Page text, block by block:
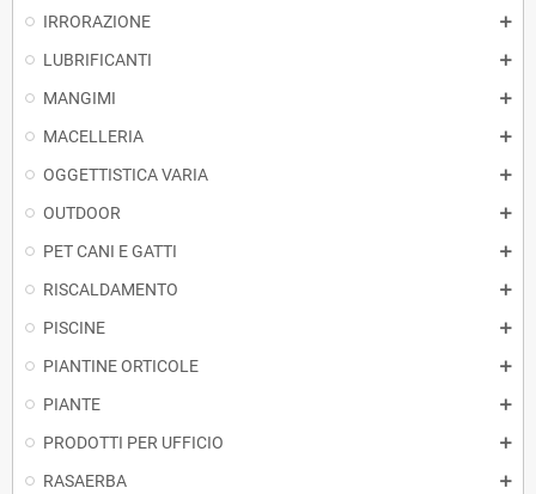
IRRORAZIONE
LUBRIFICANTI
MANGIMI
MACELLERIA
OGGETTISTICA VARIA
OUTDOOR
PET CANI E GATTI
RISCALDAMENTO
PISCINE
PIANTINE ORTICOLE
PIANTE
PRODOTTI PER UFFICIO
RASAERBA